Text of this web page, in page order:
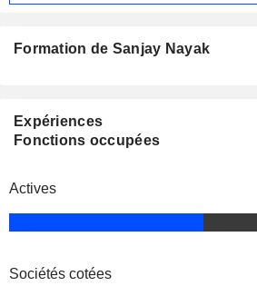
Formation de Sanjay Nayak
Expériences
Fonctions occupées
Actives
Sociétés cotées